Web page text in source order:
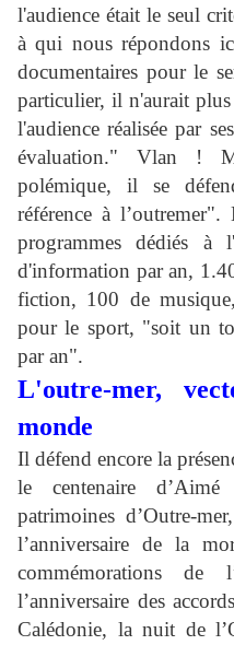
l'audience était le seul
à qui nous répondons
documentaires pour le
particulier, il n'aurait
l'audience réalisée par
évaluation." Vlan !
polémique, il se
référence à
programmes dédiés à
d'information par an,
fiction, 100 de
pour le sport, "soit un
par an".
L'outre-mer,
monde
Il défend encore la
le centenaire
patrimoines d’Outre-
l’anniversaire de la
commémorations de
l’anniversaire des
Calédonie, la nuit de